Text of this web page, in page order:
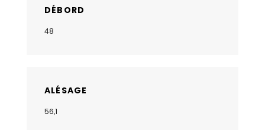
DÉBORD
48
ALÉSAGE
56,1